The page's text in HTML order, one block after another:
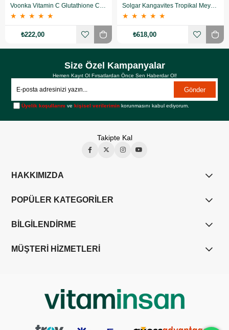
Voonka Vitamin C Glutathione Complex Efervesan 15 Tablet
★ ★ ★ ★ ★
₺222,00
Solgar Kangavites Tropikal Meyve Aromalı 60 Tablet
★ ★ ★ ★ ★
₺618,00
Size Özel Kampanyalar
Hemen Kayıt Ol Fırsatlardan Önce Sen Haberdar Ol!
Gönder
Üyelik koşullarını vekişisel verilerimin korunmasını kabul ediyorum.
Takipte Kal
HAKKIMIZDA
POPÜLER KATEGORİLER
BİLGİLENDİRME
MÜŞTERİ HİZMETLERİ